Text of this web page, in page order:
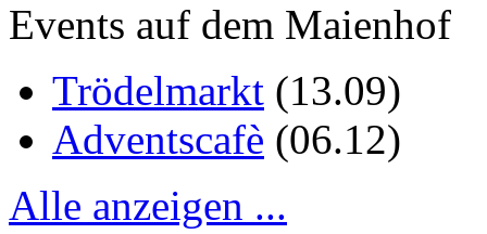
Events auf dem Maienhof
Trödelmarkt (13.09)
Adventscafè (06.12)
Alle anzeigen ...